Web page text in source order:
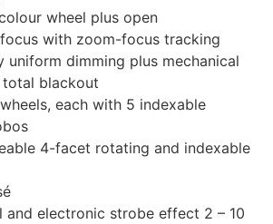
wheel plus open
with zoom-focus tracking
uniform dimming plus mechanical
blackout
each with 5 indexable
4-facet rotating and indexable
and electronic strobe effect 2 – 10